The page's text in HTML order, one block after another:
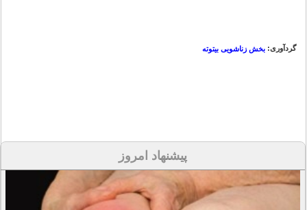
گردآوری: بخش زناشویی بیتوته
پیشنهاد امروز